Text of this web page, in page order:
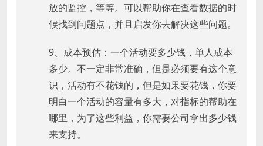
放的监控，等等。可以帮助你在查看数据的时
候找到问题点，并且启发你去解决这些问题。
9、成本预估：一个活动要多少钱，单人成本
多少。不一定非常准确，但是必须要有这个意
识，活动有不花钱的，但是如果要花钱，你要
明白一个活动的容量有多大，对指标的帮助在
哪里，为了这些利益，你需要公司拿出多少钱
来支持。